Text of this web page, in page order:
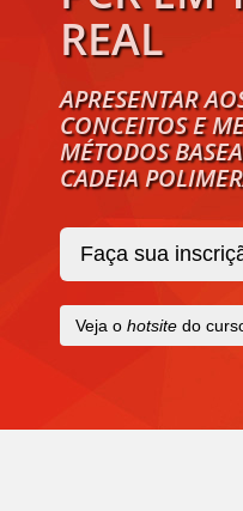
REAL
APRESENTAR
CONCEITOS E
MÉTODOS
CADEIA
Faça sua
Veja o hotsite do